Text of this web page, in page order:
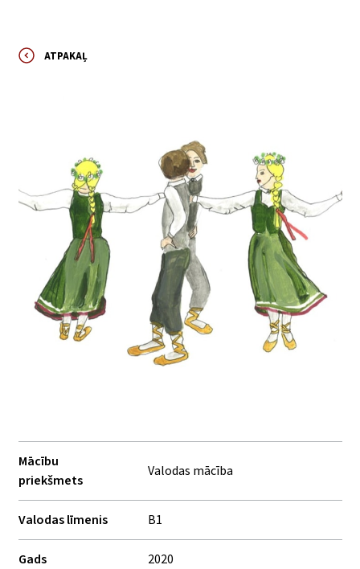
ATPAKAĻ
Mācību
priekšmets
Valodas mācība
Valodas līmenis B1
Gads 2020